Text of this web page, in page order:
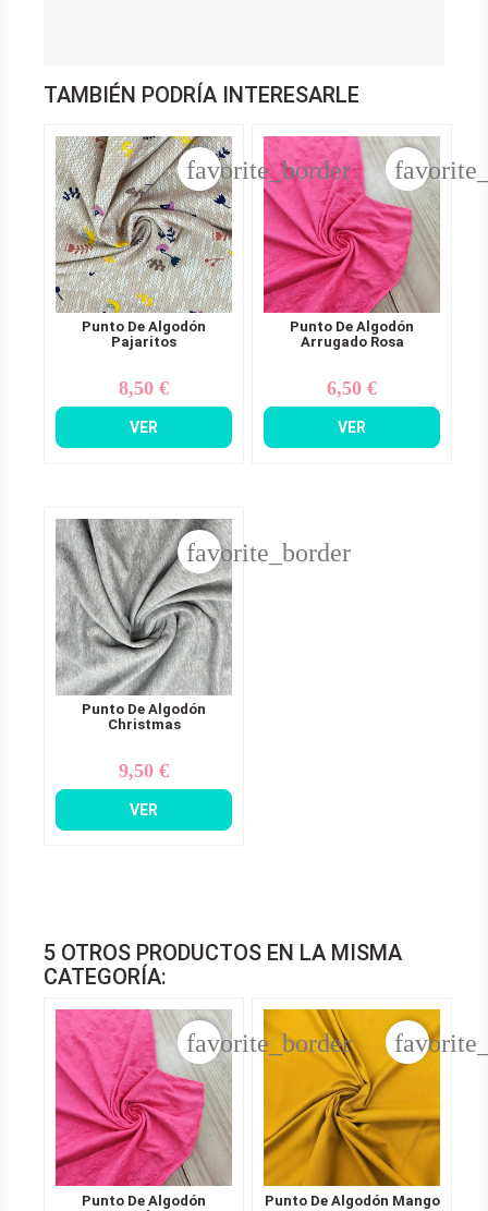
TAMBIÉN PODRÍA INTERESARLE
Punto De Algodón
Pajaritos
Precio
8,50 €
VER
favorite_border
Punto De Algodón
Arrugado Rosa
Precio
6,50 €
VER
Punto De Algodón
Christmas
Precio
9,50 €
VER
favorite_border
5 OTROS PRODUCTOS EN LA MISMA
CATEGORÍA:
Punto De Algodón
favorite_border
Punto De Algodón Mango